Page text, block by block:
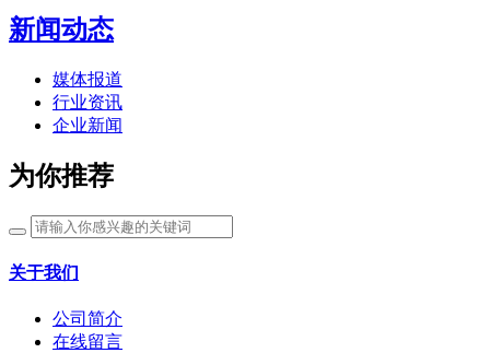
新闻动态
媒体报道
行业资讯
企业新闻
为你推荐
关于我们
公司简介
在线留言